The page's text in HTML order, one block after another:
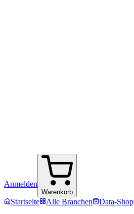
Anmelden
Warenkorb
Startseite Alle Branchen Data-Shop